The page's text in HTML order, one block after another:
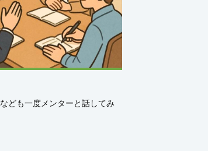
なども一度メンターと話してみ